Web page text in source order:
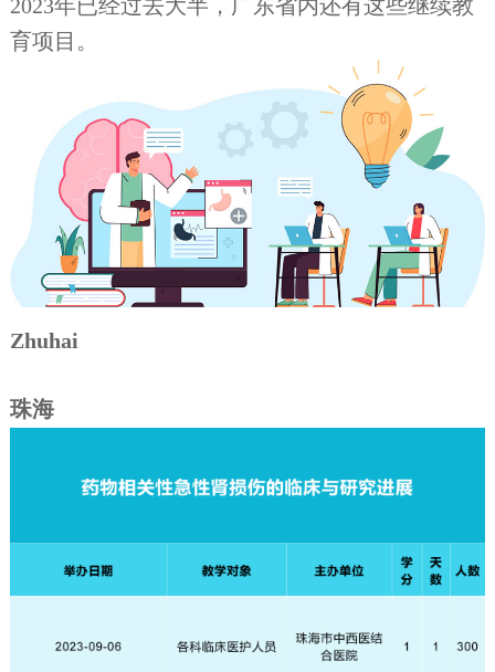
行业动态
2023年已经过去大半，广东省内还有这些继续教
育项目。
Zhuhai
珠海